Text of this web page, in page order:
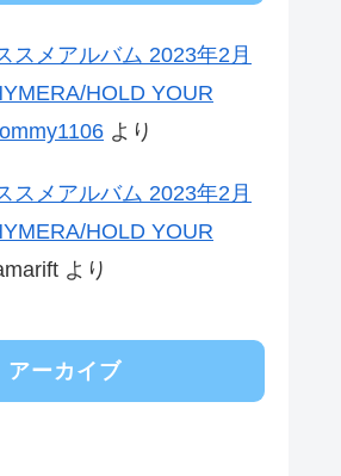
メアルバム 2023年2月
HOLD YOUR
より
メアルバム 2023年2月
HOLD YOUR
より
アーカイブ